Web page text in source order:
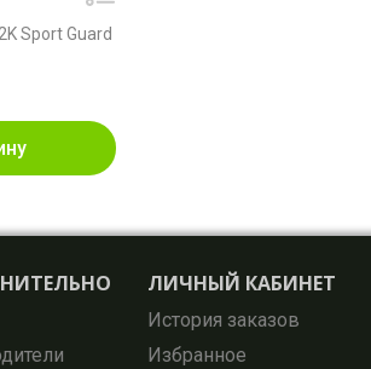
Sport Guard
ЛИЧНЫЙ КАБИНЕТ
История заказов
Избранное